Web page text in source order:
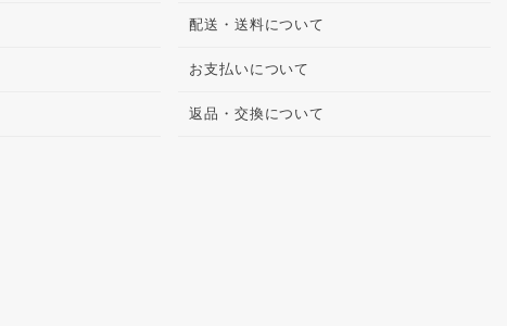
配送・送料について
お支払いについて
返品・交換について